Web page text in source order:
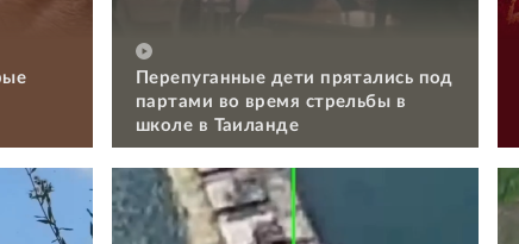
Перепуганные дети прятались под
партами во время стрельбы в
школе в Таиланде